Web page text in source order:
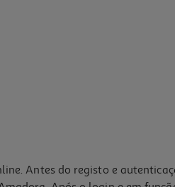
Antes do registo e